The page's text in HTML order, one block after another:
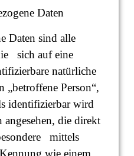
Daten
Daten sind alle
sich auf eine
natürliche
Person“,
identifizierbar wird
angesehen, die direkt
mittels
wie einem